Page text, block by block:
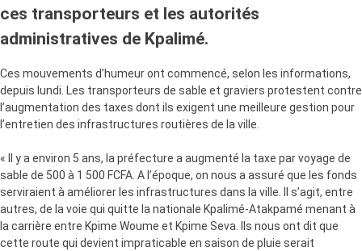
ces transporteurs et les autorités
administratives de Kpalimé.
Ces mouvements d’humeur ont commencé, selon les informations,
depuis lundi. Les transporteurs de sable et graviers protestent contre
l’augmentation des taxes dont ils exigent une meilleure gestion pour
l’entretien des infrastructures routières de la ville.
« Il y a environ 5 ans, la préfecture a augmenté la taxe par voyage de
sable de 500 à 1 500 FCFA. A l’époque, on nous a assuré que les fonds
serviraient à améliorer les infrastructures dans la ville. Il s’agit, entre
autres, de la voie qui quitte la nationale Kpalimé-Atakpamé menant à
la carrière entre Kpime Woume et Kpime Seva. Ils nous ont dit que
cette route qui devient impraticable en saison de pluie serait